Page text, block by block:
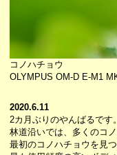
コノハチョウ
OLYMPUS OM-D E-M1
2020.6.11
2カ月ぶりのやんばるです。
林道沿いでは、多くのコ
最初のコノハチョウを見